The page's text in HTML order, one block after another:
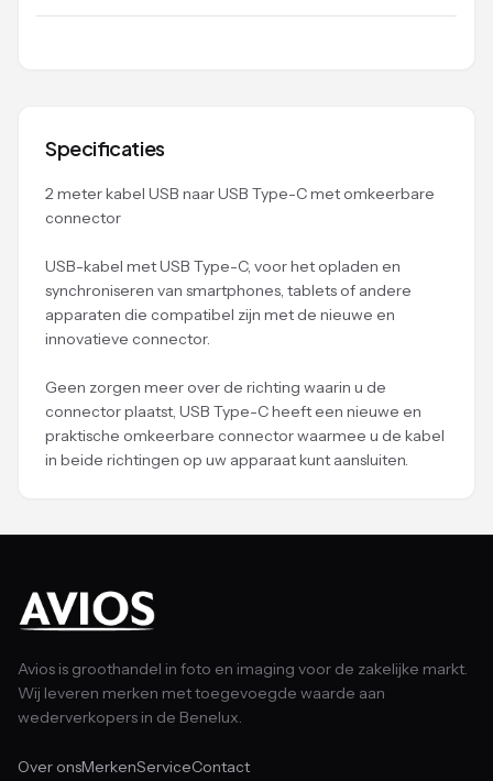
Specificaties
2 meter kabel USB naar USB Type-C met omkeerbare
connector
USB-kabel met USB Type-C, voor het opladen en
synchroniseren van smartphones, tablets of andere
apparaten die compatibel zijn met de nieuwe en
innovatieve connector.
Geen zorgen meer over de richting waarin u de
connector plaatst, USB Type-C heeft een nieuwe en
praktische omkeerbare connector waarmee u de kabel
in beide richtingen op uw apparaat kunt aansluiten.
Avios is groothandel in foto en imaging voor de zakelijke markt.
Wij leveren merken met toegevoegde waarde aan
wederverkopers in de Benelux.
Over onsMerkenServiceContact